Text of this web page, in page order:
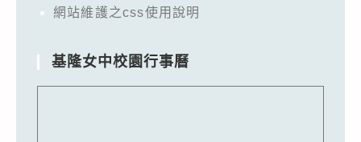
網站維護之css使用說明
基隆女中校園行事曆